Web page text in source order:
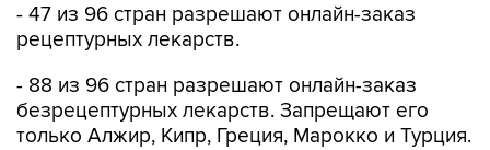
- 47 из 96 стран разрешают онлайн-заказ
рецептурных лекарств.
- 88 из 96 стран разрешают онлайн-заказ
безрецептурных лекарств. Запрещают его
только Алжир, Кипр, Греция, Марокко и Турция.